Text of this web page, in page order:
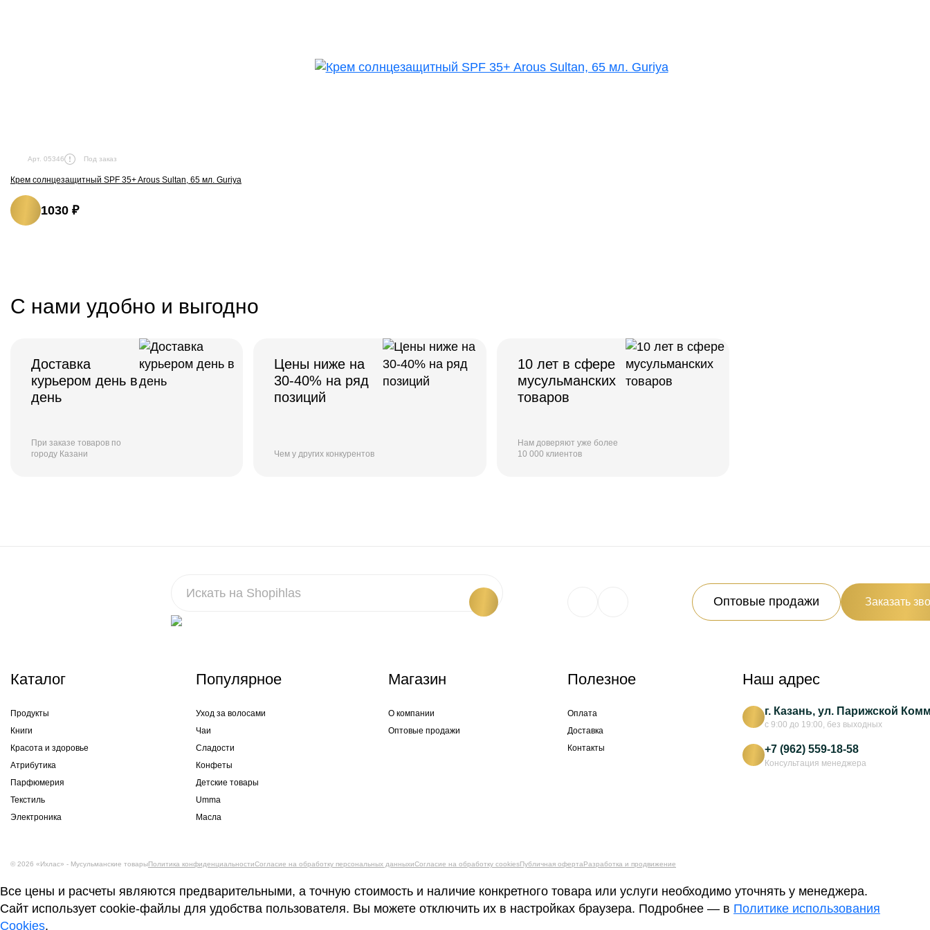
Арт. 05346 Под заказ
Крем солнцезащитный SPF 35+ Arous Sultan, 65 мл. Guriya
1030 ₽
С нами удобно и выгодно
Доставка
курьером день в
день
При заказе товаров по
городу Казани
Цены ниже на
30-40% на ряд
позиций
Чем у других конкурентов
10 лет в сфере
мусульманских
товаров
Нам доверяют уже более
10 000 клиентов
Оптовые продажи Заказать
Каталог
Продукты
Книги
Красота и здоровье
Атрибутика
Парфюмерия
Текстиль
Электроника
Популярное
Уход за волосами
Чаи
Сладости
Конфеты
Детские товары
Umma
Масла
Магазин
О компании
Оптовые продажи
Полезное
Оплата
Доставка
Контакты
Наш адрес
г. Казань, ул. Парижской
с 9:00 до 19:00, без выходных
+7 (962) 559-18-58
Консультация менеджера
© 2026 «Ихлас» - Мусульманские товарыПолитика конфиденциальностиСогласие на обработку персональных данныхиСогласие на обработку cookiesПубличная офертаРазработка и продвижение
Все цены и расчеты являются предварительными, а точную стоимость и наличие конкретного товара или услуги необходимо уточнять у менеджера.
Сайт использует cookie-файлы для удобства пользователя. Вы можете отключить их в настройках браузера. Подробнее — в Политике использования
Cookies.